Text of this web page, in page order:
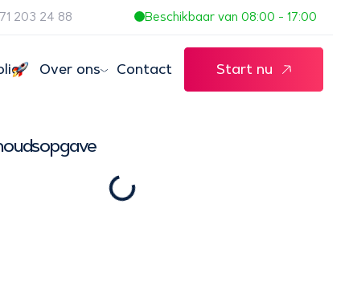
203 24 88 Beschikbaar van 08:00 - 17:00
Over ons Contact Start nu